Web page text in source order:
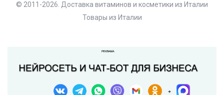
© 2011-2026. Доставка витаминов и косметики из Италии
Товары из Италии